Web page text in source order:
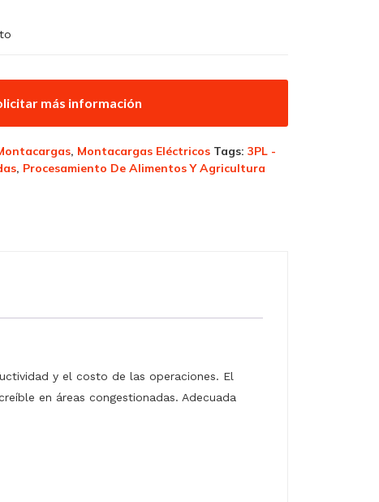
más información
, Montacargas Eléctricos Tags: 3PL -
, Procesamiento De Alimentos Y Agricultura
y el costo de las operaciones. El
en áreas congestionadas. Adecuada